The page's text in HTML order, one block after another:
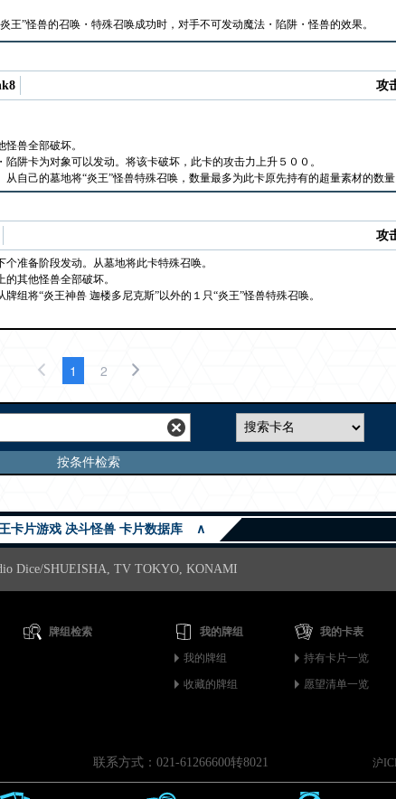
”怪兽的召唤・特殊召唤成功时，对手不可发动魔法・陷阱・怪兽的效果。
攻
兽全部破坏。
阱卡为对象可以发动。将该卡破坏，此卡的攻击力上升５００。
自己的墓地将“炎王”怪兽特殊召唤，数量最多为此卡原先持有的超量素材的数量
攻
准备阶段发动。从墓地将此卡特殊召唤。
其他怪兽全部破坏。
组将“炎王神兽 迦楼多尼克斯”以外的１只“炎王”怪兽特殊召唤。
1 2
按条件检索
卡片游戏 决斗怪兽 卡片数据库 ∧
Dice/SHUEISHA, TV TOKYO, KONAMI
牌组检索 我的牌组
我的牌组
收藏的牌组
我的卡表
持有卡片一览
愿望清单一览
联系方式：021-61266600转8021 沪